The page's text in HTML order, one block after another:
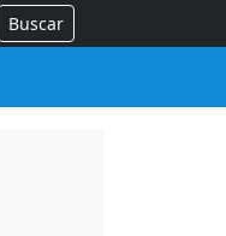
Buscar